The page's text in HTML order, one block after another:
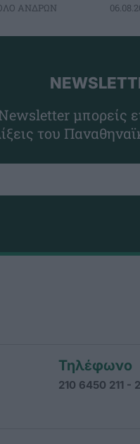
ΑΝΔΡΩΝ
μπορείς
του
Τηλέφωνο
210 6450 211 -